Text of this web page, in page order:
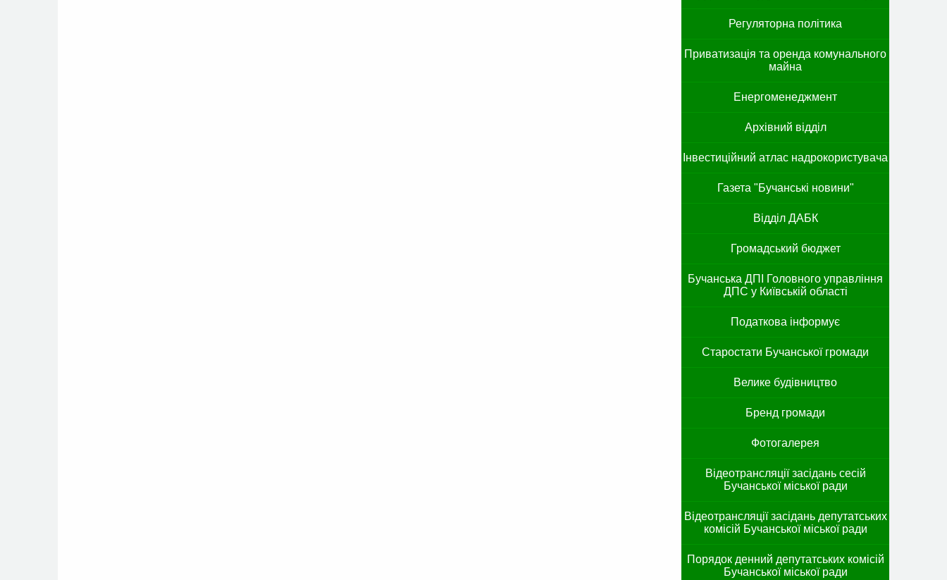
Регуляторна політика
Приватизація та оренда комунального
майна
Енергоменеджмент
Архівний відділ
Інвестиційний атлас надрокористувача
Газета "Бучанські новини"
Відділ ДАБК
Громадський бюджет
Бучанська ДПІ Головного управління
ДПС у Київській області
Податкова інформує
Старостати Бучанської громади
Велике будівництво
Бренд громади
Фотогалерея
Відеотрансляції засідань сесій
Бучанської міської ради
Відеотрансляції засідань депутатських
комісій Бучанської міської ради
Порядок денний депутатських комісій
Бучанської міської ради